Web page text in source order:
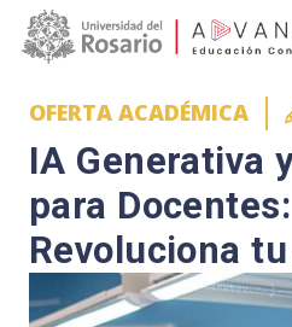
Main navigation
OFERTA ACADÉMICA
IA Generativa
para Docentes:
Revoluciona